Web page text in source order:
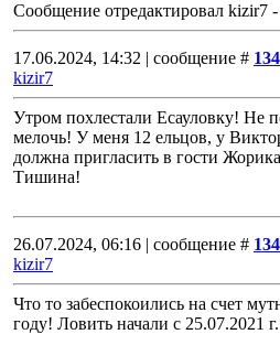
Сообщение отредактировал kizir7 -
17.06.2024, 14:32 | сообщение #
kizir7
Утром похлестали Есауловку! Не
мелочь! У меня 12 ельцов, у
должна пригласить в гости
Тишина!
26.07.2024, 06:16 | сообщение #
kizir7
Что то забеспокоились на счет
году! Ловить начали с 25.07.2021